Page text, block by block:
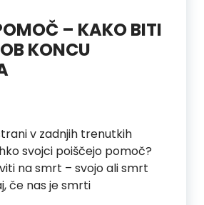
– KAKO BITI
KONCU
v zadnjih trenutkih
svojci poiščejo pomoč?
na smrt – svojo ali smrt
če nas je smrti